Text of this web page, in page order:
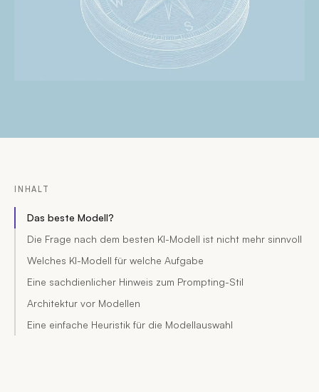
INHALT
Das beste Modell?
Die Frage nach dem besten KI-Modell ist nicht mehr sinnvoll
Welches KI-Modell für welche Aufgabe
Eine sachdienlicher Hinweis zum Prompting-Stil
Architektur vor Modellen
Eine einfache Heuristik für die Modellauswahl